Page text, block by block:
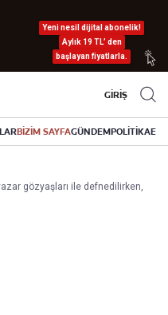
Yeni nesil dijital abonelik!
Aylık 19 TL’ den
başlayan fiyatlarla.
GİRİŞ
BİZİM SAYFAGÜNDEMPOLİTİKA
gözyaşları ile defnedilirken,